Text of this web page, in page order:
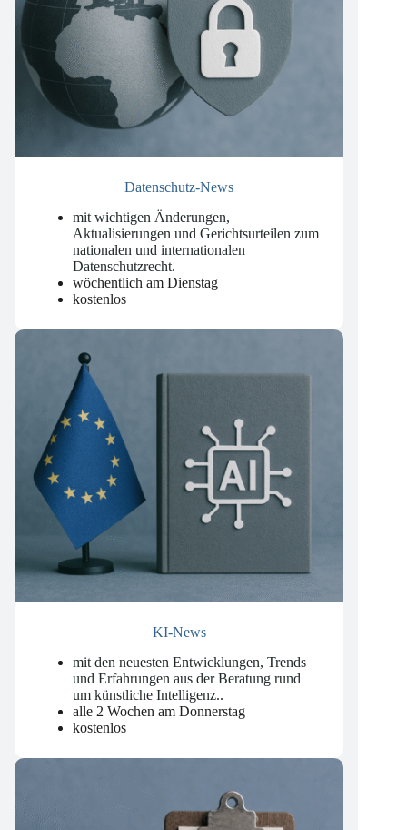
Datenschutz-News
mit wichtigen Änderungen,
Aktualisierungen und Gerichtsurteilen zum
nationalen und internationalen
Datenschutzrecht.
wöchentlich am Dienstag
mit den neuesten Entwicklungen, Trends
und Erfahrungen aus der Beratung rund
um künstliche Intelligenz..
alle 2 Wochen am Donnerstag